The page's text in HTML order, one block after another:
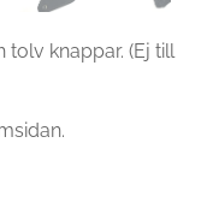
knappar. (Ej till